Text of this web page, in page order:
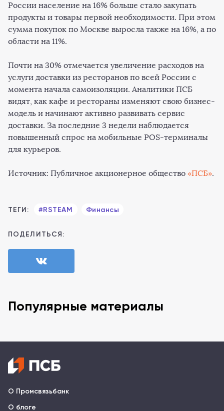
России население на 16% больше стало закупать
продукты и товары первой необходимости. При этом
сумма покупок по Москве выросла также на 16%, а по
области на 11%.
Почти на 30% отмечается увеличение расходов на
услуги доставки из ресторанов по всей России с
момента начала самоизоляции. Аналитики ПСБ
видят, как кафе и рестораны изменяют свою бизнес-
модель и начинают активно развивать сервис
доставки. За последние 3 недели наблюдается
повышенный спрос на мобильные POS-терминалы
для курьеров.
Источник: Публичное акционерное общество «ПСБ».
ТЕГИ: #RSTEAM Финансы
ПОДЕЛИТЬСЯ:
Популярные материалы
О Промсвязьбанк
О блоге